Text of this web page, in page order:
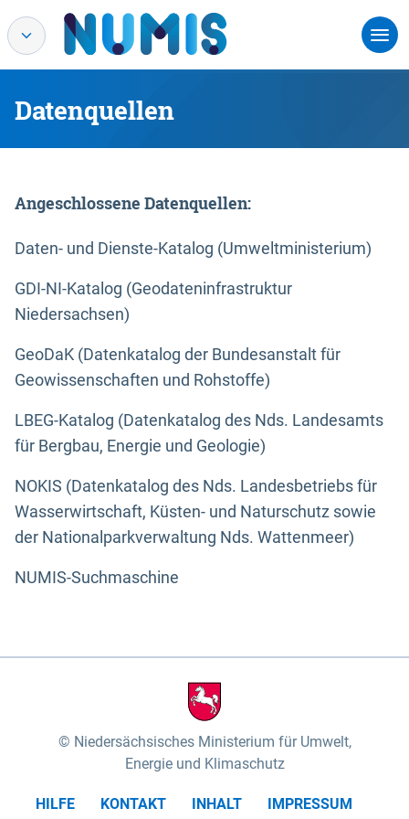
Datenquellen
Angeschlossene Datenquellen:
Daten- und Dienste-Katalog (Umweltministerium)
GDI-NI-Katalog (Geodateninfrastruktur
Niedersachsen)
GeoDaK (Datenkatalog der Bundesanstalt für
Geowissenschaften und Rohstoffe)
LBEG-Katalog (Datenkatalog des Nds. Landesamts
für Bergbau, Energie und Geologie)
NOKIS (Datenkatalog des Nds. Landesbetriebs für
Wasserwirtschaft, Küsten- und Naturschutz sowie
der Nationalparkverwaltung Nds. Wattenmeer)
NUMIS-Suchmaschine
Niedersächsisches Ministerium für Umwelt,
Energie und Klimaschutz
HILFE KONTAKT INHALT
IMPRESSUM